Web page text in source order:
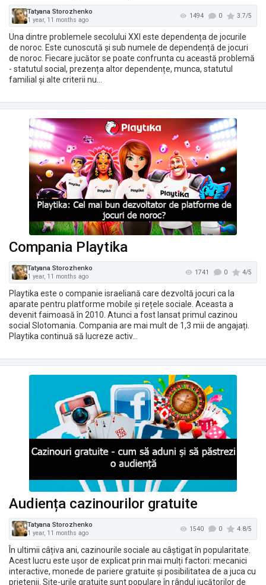
Tatyana Storozhenko
1 year, 11 months ago
1841
Tatyana Storozhenko
Una dintre problemele secolului XXI este dependența de jocurile
de noroc. Este cunoscută și sub numele de dependență de jocuri
de noroc. Fiecare jucător se poate confrunta cu această problemă
- statutul social, prezența altor dependențe, munca, statutul
familial și alte criterii nu…
Compania Playtika
Playtika este o companie israeliană care dezvoltă jocuri ca la
aparate pentru platforme mobile și rețele sociale. Aceasta a
devenit faimoasă în 2010. Atunci a fost lansat primul cazinou
social Slotomania. Compania are mai mult de 1,3 mii de angajați.
Playtika continuă să lucreze activ…
Audiența cazinourilor gratuite
În ultimii câțiva ani, cazinourile sociale au câștigat în popularitate.
Acest lucru este ușor de explicat prin mai mulți factori: mecanici
interactive, monede de pariere gratuite și posibilitatea de a juca cu
prietenii. Site-urile gratuite sunt populare în rândul jucătorilor de